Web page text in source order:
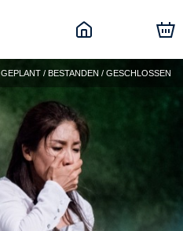
GEPLANT / BESTANDEN / GESCHLOSSEN